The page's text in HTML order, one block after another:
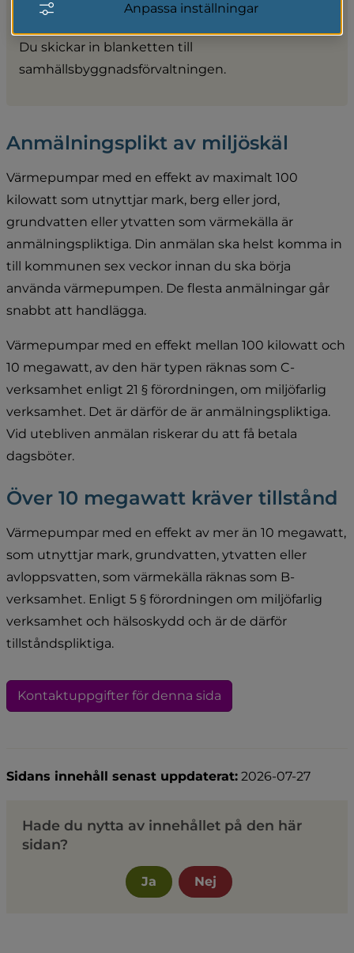
installation av värmepump".pdf, 364.6 kB.
Du skickar in blanketten till
samhällsbyggnadsförvaltningen.
Anmälningsplikt av miljöskäl
Värmepumpar med en effekt av maximalt 100
kilowatt som utnyttjar mark, berg eller jord,
grundvatten eller ytvatten som värmekälla är
anmälningspliktiga. Din anmälan ska helst komma in
till kommunen sex veckor innan du ska börja
använda värmepumpen. De flesta anmälningar går
snabbt att handlägga.
Värmepumpar med en effekt mellan 100 kilowatt och
10 megawatt, av den här typen räknas som C-
verksamhet enligt 21 § förordningen, om miljöfarlig
verksamhet. Det är därför de är anmälningspliktiga.
Vid utebliven anmälan riskerar du att få betala
dagsböter.
Över 10 megawatt kräver tillstånd
Värmepumpar med en effekt av mer än 10 megawatt,
som utnyttjar mark, grundvatten, ytvatten eller
avloppsvatten, som värmekälla räknas som B-
verksamhet. Enligt 5 § förordningen om miljöfarlig
verksamhet och hälsoskydd och är de därför
tillståndspliktiga.
Kontaktuppgifter för denna sida
Sidans innehåll senast uppdaterat: 2026-07-27
Hade du nytta av innehållet på den här
sidan?
Ja Nej
Anpassa inställningar